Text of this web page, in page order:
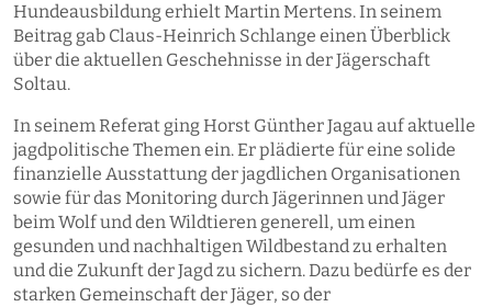
Hundeausbildung erhielt Martin Mertens. In seinem
Beitrag gab Claus-Heinrich Schlange einen Überblick
über die aktuellen Geschehnisse in der Jägerschaft
Soltau.
In seinem Referat ging Horst Günther Jagau auf aktuelle
jagdpolitische Themen ein. Er plädierte für eine solide
finanzielle Ausstattung der jagdlichen Organisationen
sowie für das Monitoring durch Jägerinnen und Jäger
beim Wolf und den Wildtieren generell, um einen
gesunden und nachhaltigen Wildbestand zu erhalten
und die Zukunft der Jagd zu sichern. Dazu bedürfe es der
starken Gemeinschaft der Jäger, so der